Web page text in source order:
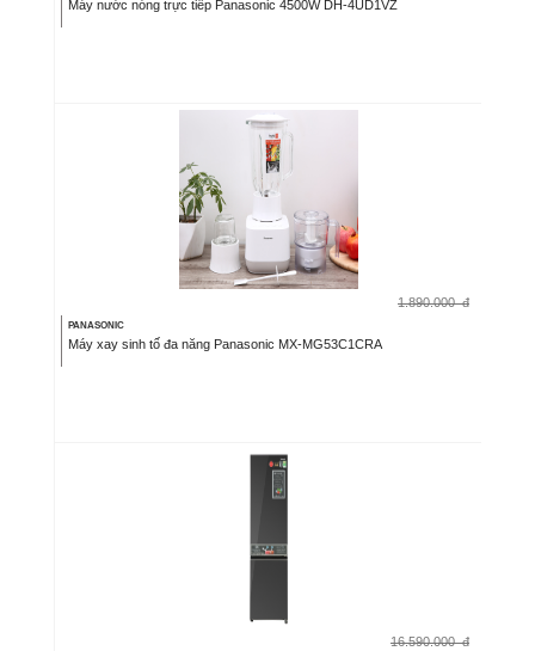
Máy nước nóng trực tiếp Panasonic 4500W DH-4UD1VZ
1.890.000 đ
PANASONIC
Máy xay sinh tố đa năng Panasonic MX-MG53C1CRA
16.590.000 đ